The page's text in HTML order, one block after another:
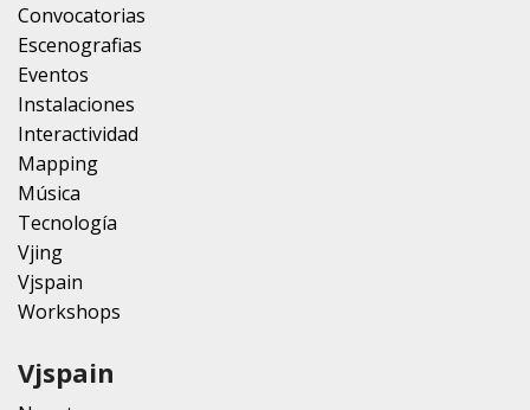
Convocatorias
Escenografias
Eventos
Instalaciones
Interactividad
Mapping
Música
Tecnología
Vjing
Vjspain
Workshops
Vjspain